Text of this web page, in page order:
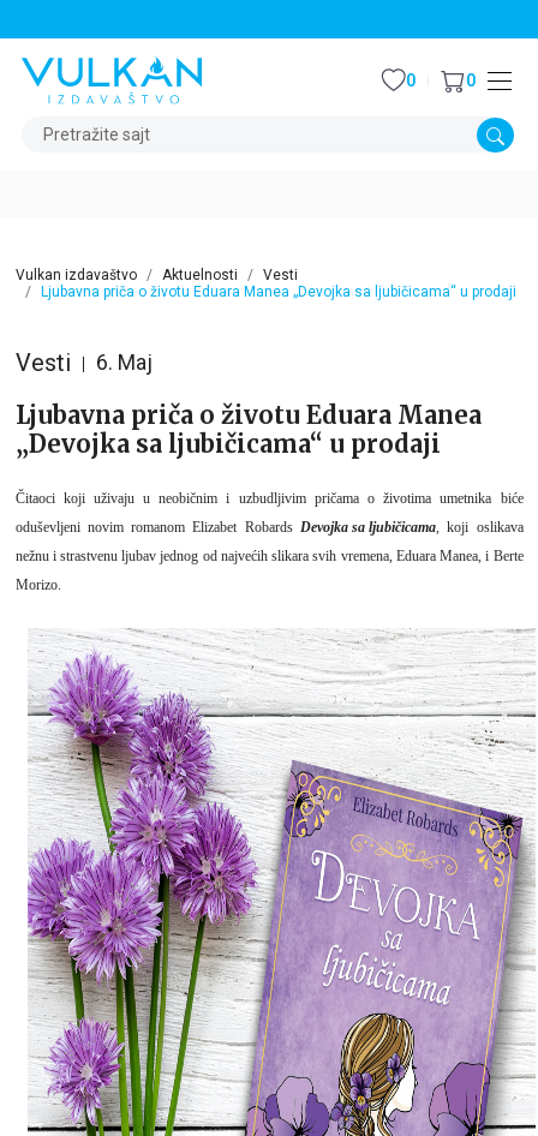
Pretražite sajt
0 0
Vulkan izdavaštvo Aktuelnosti
Vesti
Ljubavna priča o životu Eduara Manea „Devojka sa ljubičicama“ u prodaji
Vesti 6. Maj
Ljubavna priča o životu Eduara Manea
„Devojka sa ljubičicama“ u prodaji
Čitaoci koji uživaju u neobičnim i uzbudljivim pričama o životima umetnika biće
oduševljeni novim romanom Elizabet Robards Devojka sa ljubičicama, koji oslikava
nežnu i strastvenu ljubav jednog od najvećih slikara svih vremena, Eduara Manea, i Berte
Morizo.